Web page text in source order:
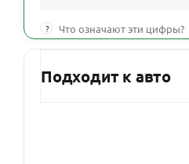
? Что означают эти цифры?
Подходит к авто